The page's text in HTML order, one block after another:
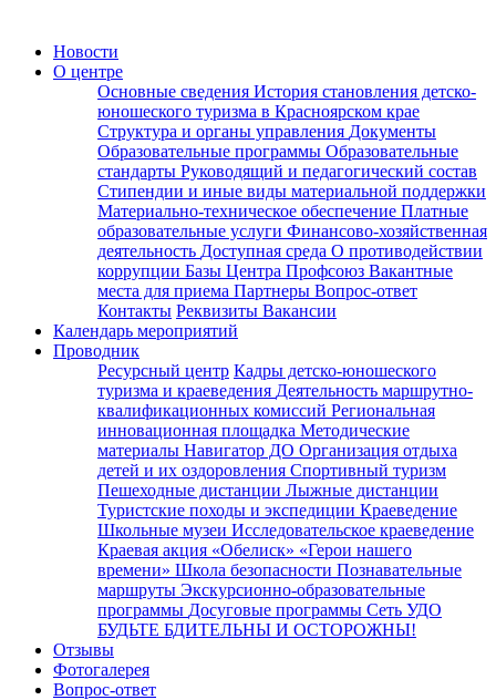
Новости
О центре
Основные сведения История становления детско-
юношеского туризма в Красноярском крае
Структура и органы управления Документы
Образовательные программы Образовательные
стандарты Руководящий и педагогический состав
Стипендии и иные виды материальной поддержки
Материально-техническое обеспечение Платные
образовательные услуги Финансово-хозяйственная
деятельность Доступная среда О противодействии
коррупции Базы Центра Профсоюз Вакантные
места для приема Партнеры Вопрос-ответ
Контакты Реквизиты Вакансии
Календарь мероприятий
Проводник
Ресурсный центр Кадры детско-юношеского
туризма и краеведения Деятельность маршрутно-
квалификационных комиссий Региональная
инновационная площадка Методические
материалы Навигатор ДО Организация отдыха
детей и их оздоровления Спортивный туризм
Пешеходные дистанции Лыжные дистанции
Туристские походы и экспедиции Краеведение
Школьные музеи Исследовательское краеведение
Краевая акция «Обелиск» «Герои нашего
времени» Школа безопасности Познавательные
маршруты Экскурсионно-образовательные
программы Досуговые программы Сеть УДО
БУДЬТЕ БДИТЕЛЬНЫ И ОСТОРОЖНЫ!
Отзывы
Фотогалерея
Вопрос-ответ